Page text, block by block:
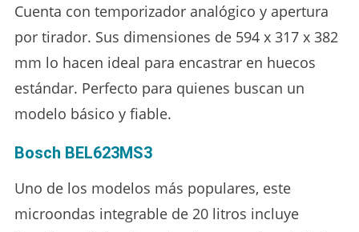
Cuenta con temporizador analógico y apertura
por tirador. Sus dimensiones de 594 x 317 x 382
mm lo hacen ideal para encastrar en huecos
estándar. Perfecto para quienes buscan un
modelo básico y fiable.
Bosch BEL623MS3
Uno de los modelos más populares, este
microondas integrable de 20 litros incluye